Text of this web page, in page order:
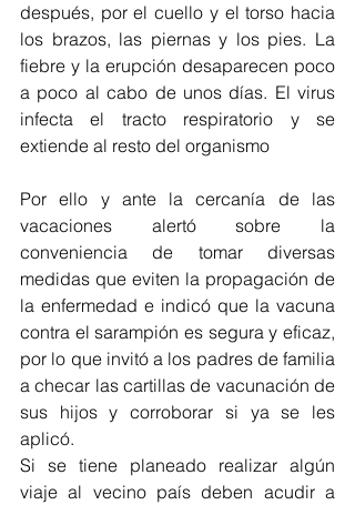
después, por el cuello y el torso hacia
los brazos, las piernas y los pies. La
fiebre y la erupción desaparecen poco
a poco al cabo de unos días. El virus
infecta el tracto respiratorio y se
extiende al resto del organismo
Por ello y ante la cercanía de las
vacaciones alertó sobre la
conveniencia de tomar diversas
medidas que eviten la propagación de
la enfermedad e indicó que la vacuna
contra el sarampión es segura y eficaz,
por lo que invitó a los padres de familia
a checar las cartillas de vacunación de
sus hijos y corroborar si ya se les
aplicó.
Si se tiene planeado realizar algún
viaje al vecino país deben acudir a